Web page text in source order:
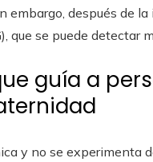
después de
que se puede detectar
guía a
y no se experimenta